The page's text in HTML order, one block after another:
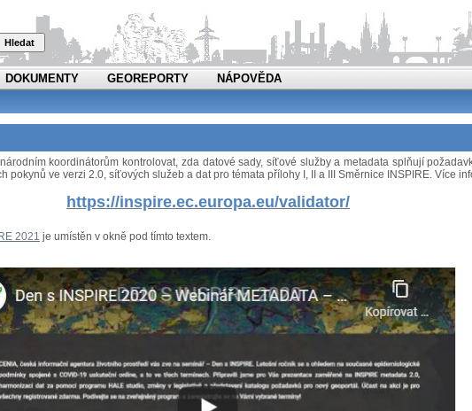
Hledat
DOKUMENTY GEOREPORTY
NÁPOVĚDA
koordinátorům kontrolovat, zda datové sady, síťové služby a metadata splňují
ve verzi 2.0, síťových služeb a dat pro témata přílohy I, II a III Směrnice INSPIRE. Více
https://inspire.ec.europa.eu/validator/
2021 je umístěn v okně pod tímto textem.